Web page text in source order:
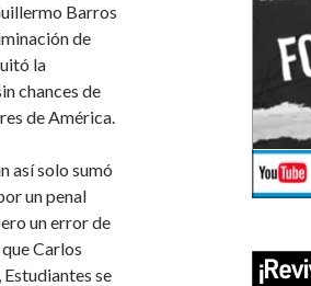
Barros
de
la
chances de
de América.
así solo sumó
un penal
un error de
Carlos
se